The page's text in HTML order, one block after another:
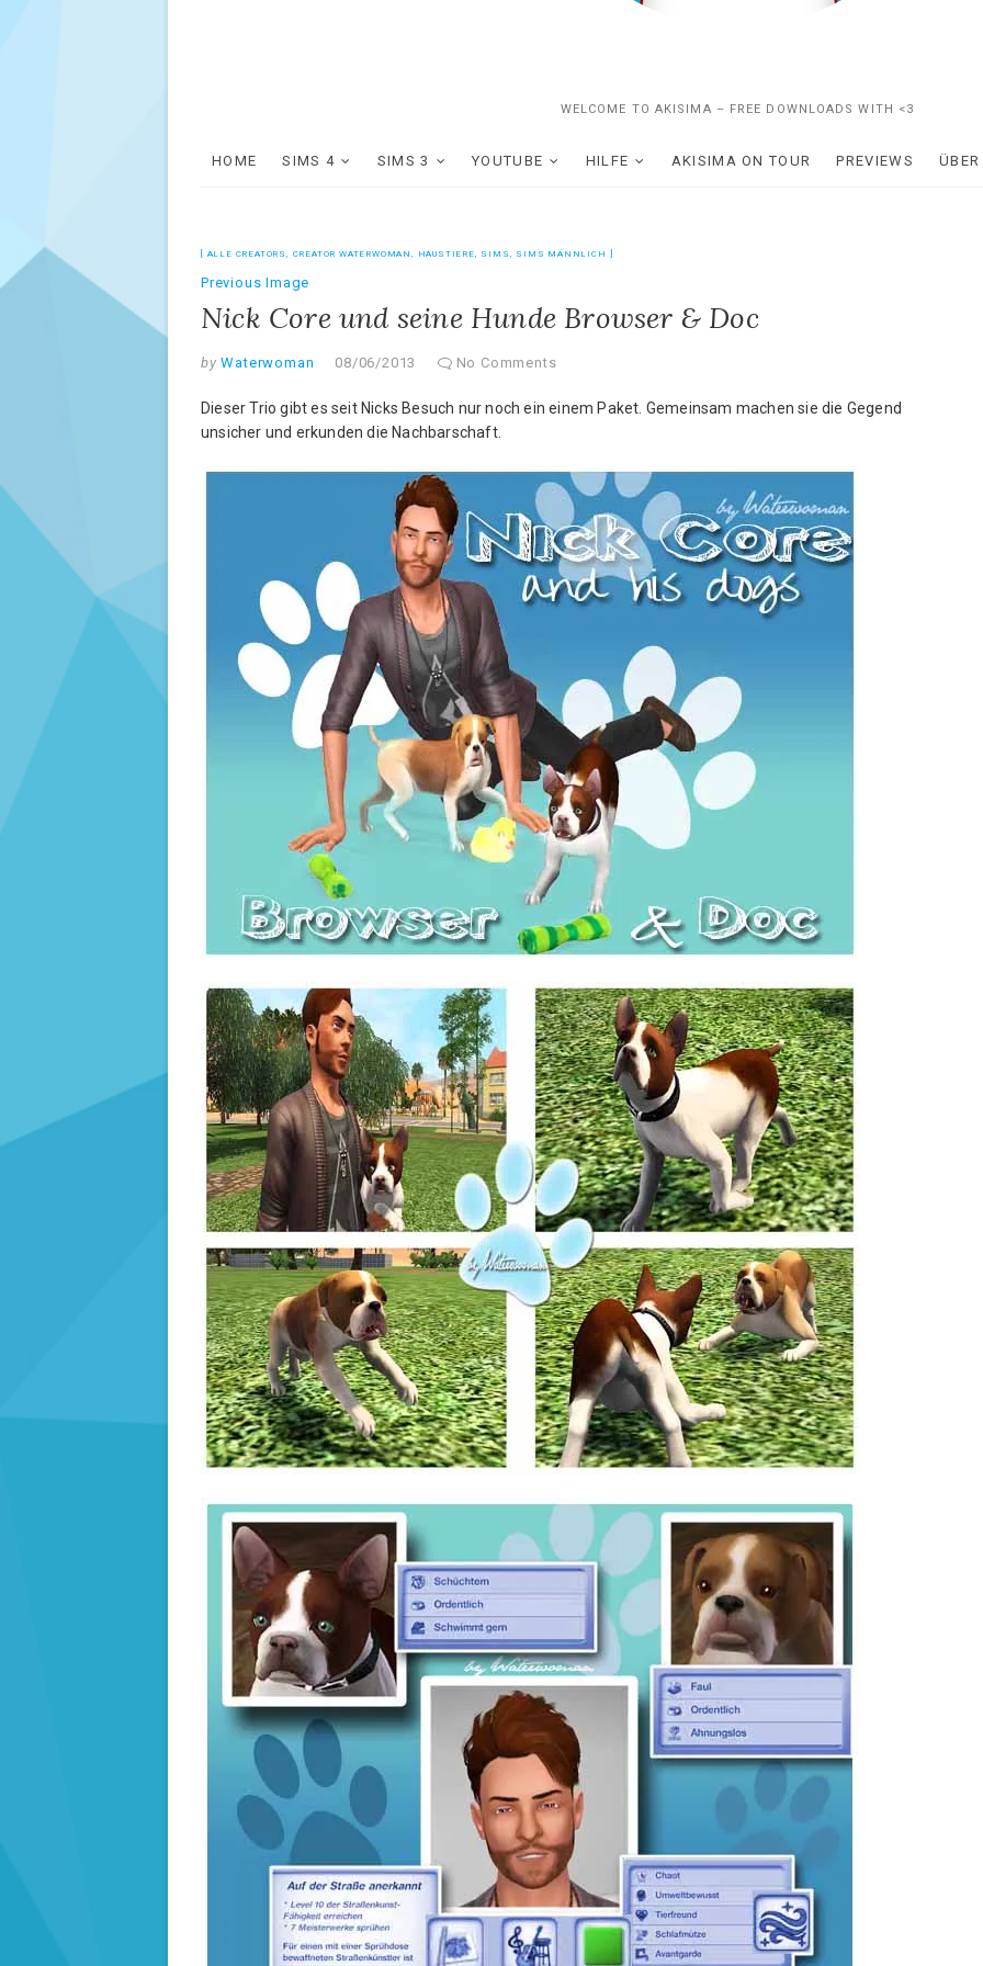
WELCOME TO AKISIMA – FREE DOWNLOADS WITH <3
HOME SIMS 4 SIMS 3 YOUTUBE HILFE AKISIMA ON TOUR PREVIEWS ÜBER
ALLE CREATORS, CREATOR WATERWOMAN, HAUSTIERE, SIMS , SIMS MÄNNLICH
Previous Image
Nick Core und seine Hunde Browser & Doc
by Waterwoman 08/06/2013 No Comments
Dieser Trio gibt es seit Nicks Besuch nur noch ein einem Paket. Gemeinsam machen sie die Gegend
unsicher und erkunden die Nachbarschaft.